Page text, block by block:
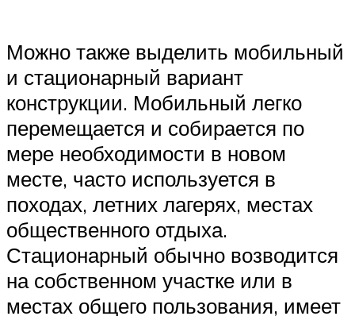
Можно также выделить мобильный
и стационарный вариант
конструкции. Мобильный легко
перемещается и собирается по
мере необходимости в новом
месте, часто используется в
походах, летних лагерях, местах
общественного отдыха.
Стационарный обычно возводится
на собственном участке или в
местах общего пользования, имеет